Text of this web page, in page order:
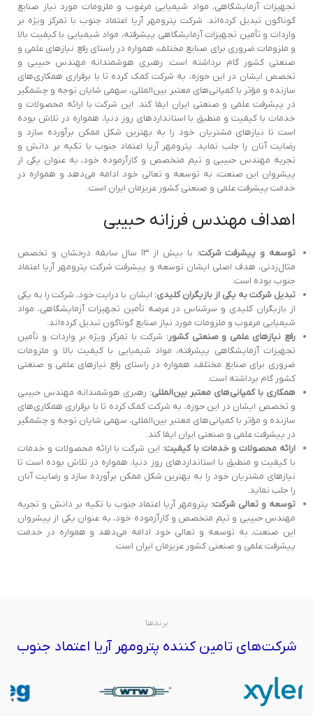
تجهیزات آزمایشگاهی، مواد شیمیایی مرغوب و ملزومات مورد نیاز صنایع
گوناگون تبدیل کرده‌اند. شرکت پترومهر آریا اعتماد جنوب با تمرکز ویژه بر
واردات و تأمین تجهیزات آزمایشگاهی پیشرفته، مواد شیمیایی با کیفیت بالا
و ملزومات ضروری برای صنایع مختلف، همواره در راستای رفع نیازهای علمی و
صنعتی کشور گام برداشته است. رهبری هوشمندانه مهندس حبیبی و
تخصص ایشان در این حوزه، به شرکت کمک کرده تا با برقراری همکاری‌های
سازنده و مؤثر با کمپانی‌های معتبر بین‌المللی، سهمی شایان توجه و چشمگیر
در پیشرفت علمی و صنعتی ایران ایفا کند. این شرکت با ارائه محصولات و
خدمات با کیفیت و منطبق با استانداردهای روز دنیا، همواره در تلاش بوده
است تا نیازهای مشتریان خود را به بهترین شکل ممکن برآورده سازد و
رضایت آنان را جلب نماید. پترومهر آریا اعتماد جنوب با تکیه بر دانش و
تجربه مهندس حبیبی و تیم متخصص و کارآزموده خود، به عنوان یکی از
پیشروان این صنعت، به توسعه و تعالی خود ادامه می‌دهد و همواره در
خدمت پیشرفت علمی و صنعتی کشور عزیزمان ایران است.
اهداف مهندس فرزانه حبیبی
توسعه و پیشرفت شرکت:
با بیش از ۱۳ سال سابقه درخشان و تخصص
مثال‌زدنی، هدف اصلی ایشان توسعه و پیشرفت شرکت پترومهر آریا اعتماد
جنوب بوده است.
تبدیل شرکت به یکی از بازیگران کلیدی: ایشان با درایت خود، شرکت را به یکی
از بازیگران کلیدی و سرشناس در عرصه تأمین تجهیزات آزمایشگاهی، مواد
شیمیایی مرغوب و ملزومات مورد نیاز صنایع گوناگون تبدیل کرده‌اند.
رفع نیازهای علمی و صنعتی کشور: شرکت با تمرکز ویژه بر واردات و تأمین
تجهیزات آزمایشگاهی پیشرفته، مواد شیمیایی با کیفیت بالا و ملزومات
ضروری برای صنایع مختلف، همواره در راستای رفع نیازهای علمی و صنعتی
کشور گام برداشته است.
همکاری با کمپانی‌های معتبر بین‌المللی: رهبری هوشمندانه مهندس حبیبی
و تخصص ایشان در این حوزه، به شرکت کمک کرده تا با برقراری همکاری‌های
سازنده و مؤثر با کمپانی‌های معتبر بین‌المللی، سهمی شایان توجه و چشمگیر
در پیشرفت علمی و صنعتی ایران ایفا کند.
ارائه محصولات و خدمات با کیفیت: این شرکت با ارائه محصولات و خدمات
با کیفیت و منطبق با استانداردهای روز دنیا، همواره در تلاش بوده است تا
نیازهای مشتریان خود را به بهترین شکل ممکن برآورده سازد و رضایت آنان
را جلب نماید.
توسعه و تعالی شرکت: پترومهر آریا اعتماد جنوب با تکیه بر دانش و تجربه
مهندس حبیبی و تیم متخصص و کارآزموده خود، به عنوان یکی از پیشروان
این صنعت، به توسعه و تعالی خود ادامه می‌دهد و همواره در خدمت
پیشرفت علمی و صنعتی کشور عزیزمان ایران است.
برندها
شرکت‌های تامین کننده پترومهر آریا اعتماد جنوب